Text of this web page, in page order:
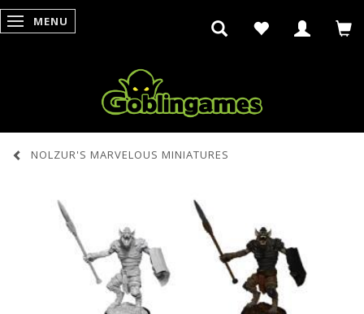
SKIFTE NAVIGATION
MENU
NOLZUR'S MARVELOUS MINIATURES